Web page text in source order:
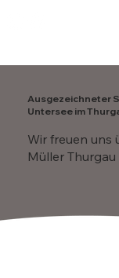
Ausgezeichneter
Untersee im
Wir freuen uns
Müller